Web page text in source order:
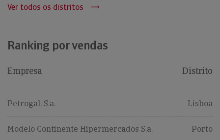
Ver todos os distritos
Ranking por vendas
Empresa Distrito
Petrogal, S.a. Lisboa
Modelo Continente Hipermercados S.a. Porto